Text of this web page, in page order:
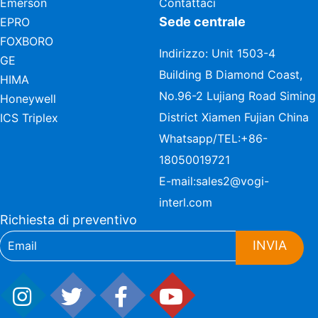
Emerson
EPRO
FOXBORO
GE
HIMA
Honeywell
ICS Triplex
Contattaci
Sede centrale
Indirizzo: Unit 1503-4
Building B Diamond Coast,
No.96-2 Lujiang Road Siming
District Xiamen Fujian China
Whatsapp/TEL:+86-
18050019721
E-mail:sales2@vogi-
interl.com
Richiesta di preventivo
INVIA